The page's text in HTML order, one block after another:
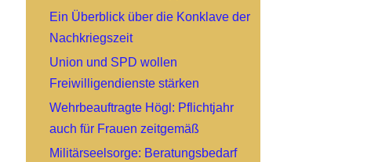
Ein Überblick über die Konklave der
Nachkriegszeit
Union und SPD wollen
Freiwilligendienste stärken
Wehrbeauftragte Högl: Pflichtjahr
auch für Frauen zeitgemäß
Militärseelsorge: Beratungsbedarf